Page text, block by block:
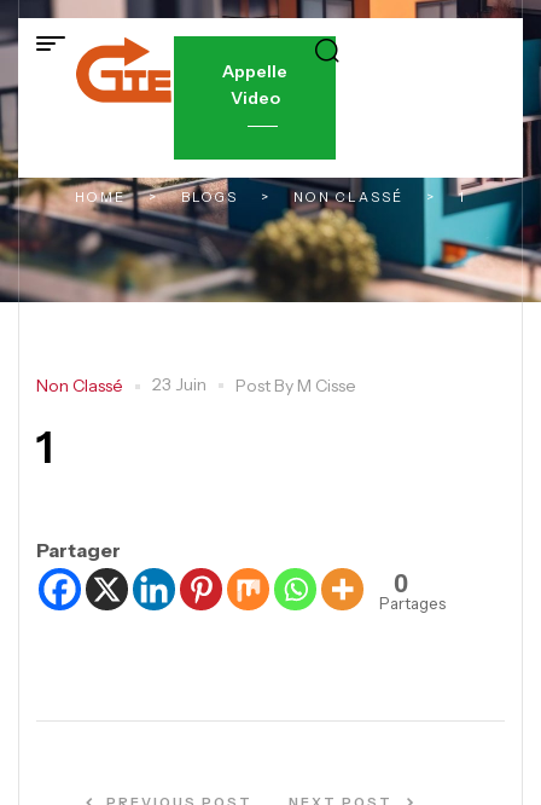
Appelle
Video
HOME > BLOGS > NON CLASSÉ > 1
Non Classé 23 Juin Post By M Cisse
1
Partager
0
Partages